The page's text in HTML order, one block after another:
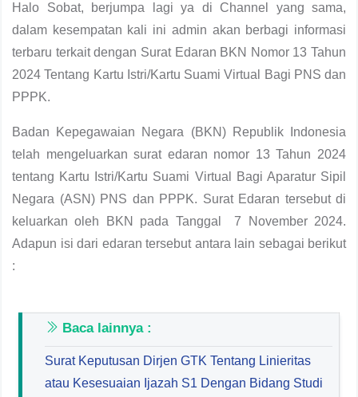
Halo Sobat, berjumpa lagi ya di Channel yang sama,
dalam kesempatan kali ini admin akan berbagi informasi
terbaru terkait dengan Surat Edaran BKN Nomor 13 Tahun
2024 Tentang Kartu Istri/Kartu Suami Virtual Bagi PNS dan
PPPK.
Badan Kepegawaian Negara (BKN) Republik Indonesia
telah mengeluarkan surat edaran nomor 13 Tahun 2024
tentang Kartu Istri/Kartu Suami Virtual Bagi Aparatur Sipil
Negara (ASN) PNS dan PPPK. Surat Edaran tersebut di
keluarkan oleh BKN pada Tanggal7 November 2024.
Adapun isi dari edaran tersebut antara lain sebagai berikut
:
Baca lainnya :
Surat Keputusan Dirjen GTK Tentang Linieritas
atau Kesesuaian Ijazah S1 Dengan Bidang Studi